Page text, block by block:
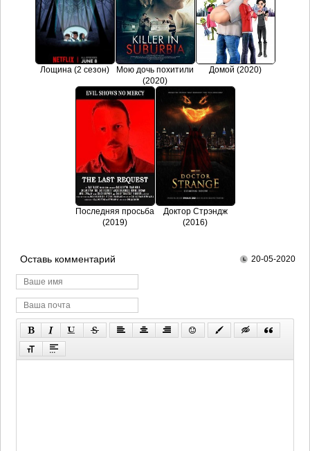
Лощина (2 сезон)
Мою дочь похитили
(2020)
Домой (2020)
Последняя просьба
(2019)
Доктор Стрэндж
(2016)
Оставь комментарий 20-05-2020